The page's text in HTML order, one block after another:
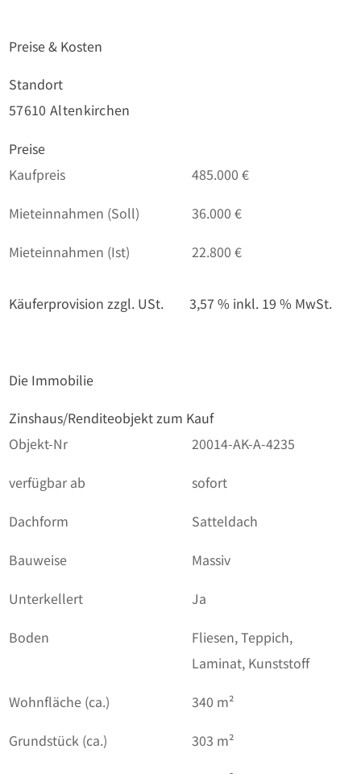
Preise & Kosten
Standort
57610 Altenkirchen
Preise
Kaufpreis
485.000 €
Mieteinnahmen (Soll)
36.000 €
Mieteinnahmen (Ist)
22.800 €
Käuferprovision zzgl. USt. 3,57 % inkl. 19 % MwSt.
Die Immobilie
Zinshaus/Renditeobjekt zum Kauf
Objekt-Nr
20014-AK-A-4235
verfügbar ab
sofort
Dachform
Satteldach
Bauweise
Massiv
Unterkellert
Ja
Boden
Fliesen, Teppich,
Laminat, Kunststoff
Wohnfläche (ca.)
340 m²
Grundstück (ca.)
303 m²